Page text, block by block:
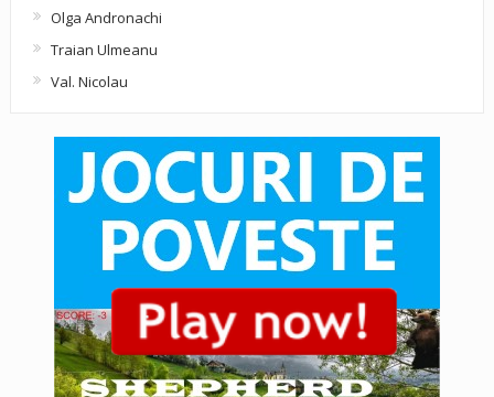
Olga Andronachi
Traian Ulmeanu
Val. Nicolau